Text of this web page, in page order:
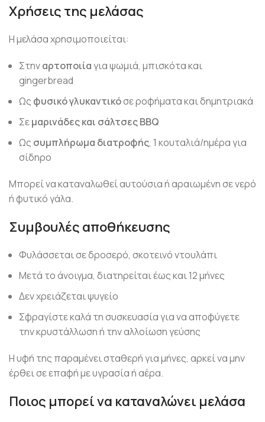
Χρήσεις της μελάσας
Η μελάσα χρησιμοποιείται:
Στηναρτοποιίαγια ψωμιά, μπισκότα και
gingerbread
Ως φυσικό γλυκαντικόσε ροφήματα και δημητριακά
Σεμαρινάδες και σάλτσες BBQ
Ως συμπλήρωμα διατροφής, 1 κουταλιά/ημέρα για
σίδηρο
Μπορεί να καταναλωθεί αυτούσια ή αραιωμένη σε νερό
ή φυτικό γάλα.
Συμβουλές αποθήκευσης
Φυλάσσεται σε δροσερό, σκοτεινό ντουλάπι
Μετά το άνοιγμα, διατηρείται έως και 12 μήνες
Δεν χρειάζεται ψυγείο
Σφραγίστε καλά τη συσκευασία για να αποφύγετε
την κρυστάλλωση ή την αλλοίωση γεύσης
Η υφή της παραμένει σταθερή για μήνες, αρκεί να μην
έρθει σε επαφή με υγρασία ή αέρα.
Ποιος μπορεί να καταναλώνει μελάσα